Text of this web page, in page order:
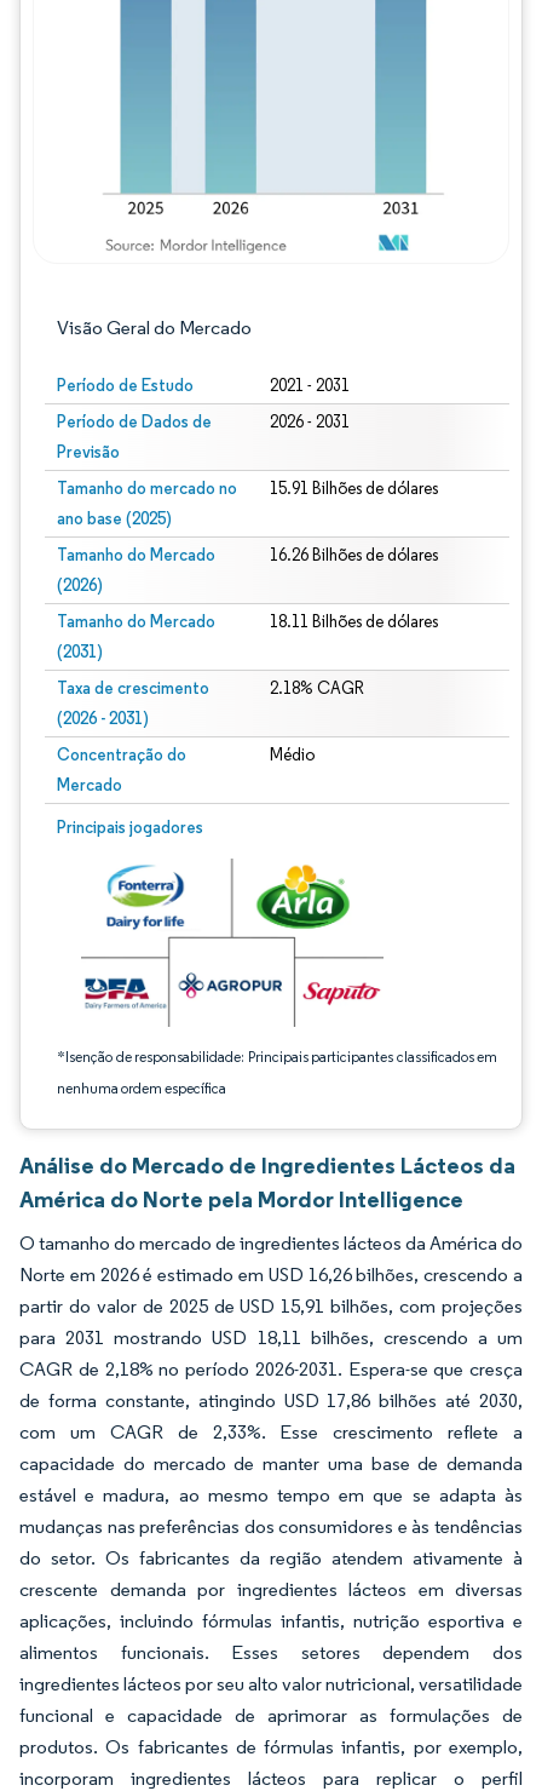
Visão Geral do Mercado
Período de Estudo 2021 - 2031
Período de Dados de
Previsão
2026 - 2031
Tamanho do mercado no
ano base (2025)
15.91 Bilhões de dólares
Tamanho do Mercado
(2026)
16.26 Bilhões de dólares
Tamanho do Mercado
(2031)
18.11 Bilhões de dólares
Taxa de crescimento
(2026 - 2031)
2.18% CAGR
Concentração do
Mercado
Médio
Principais jogadores
*Isenção de responsabilidade: Principais participantes classificados em
nenhuma ordem específica
Imagem © Mordor Intelligence. O reuso requer atribuição conforme CC BY 4.0.
Análise do Mercado de Ingredientes Lácteos da
América do Norte pela Mordor Intelligence
O tamanho do mercado de ingredientes lácteos da América do
Norte em 2026 é estimado em USD 16,26 bilhões, crescendo a
partir do valor de 2025 de USD 15,91 bilhões, com projeções
para 2031 mostrando USD 18,11 bilhões, crescendo a um
CAGR de 2,18% no período 2026-2031. Espera-se que cresça
de forma constante, atingindo USD 17,86 bilhões até 2030,
com um CAGR de 2,33%. Esse crescimento reflete a
capacidade do mercado de manter uma base de demanda
estável e madura, ao mesmo tempo em que se adapta às
mudanças nas preferências dos consumidores e às tendências
do setor. Os fabricantes da região atendem ativamente à
crescente demanda por ingredientes lácteos em diversas
aplicações, incluindo fórmulas infantis, nutrição esportiva e
alimentos funcionais. Esses setores dependem dos
ingredientes lácteos por seu alto valor nutricional, versatilidade
funcional e capacidade de aprimorar as formulações de
produtos. Os fabricantes de fórmulas infantis, por exemplo,
incorporam ingredientes lácteos para replicar o perfil